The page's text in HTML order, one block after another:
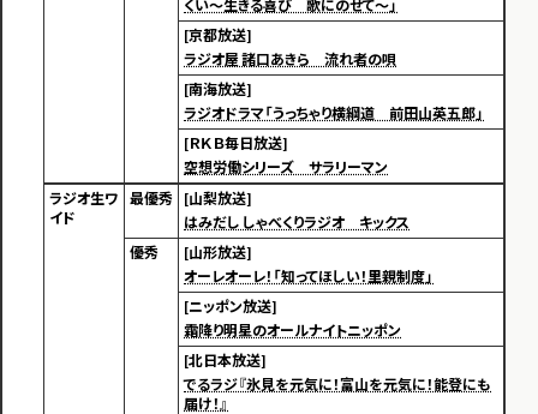
くい～生きる喜び 歌にのせて～」
[京都放送]
ラジオ屋 諸口あきら 流れ者の唄
[南海放送]
ラジオドラマ「うっちゃり横綱道 前田山英五郎」
[ＲＫＢ毎日放送]
空想労働シリーズ サラリーマン
ラジオ生ワ
イド
最優秀
[山梨放送]
はみだし しゃべくりラジオ キックス
優秀
[山形放送]
オーレオーレ！「知ってほしい！里親制度」
[ニッポン放送]
霜降り明星のオールナイトニッポン
[北日本放送]
でるラジ『氷見を元気に！富山を元気に！能登にも
届け！』